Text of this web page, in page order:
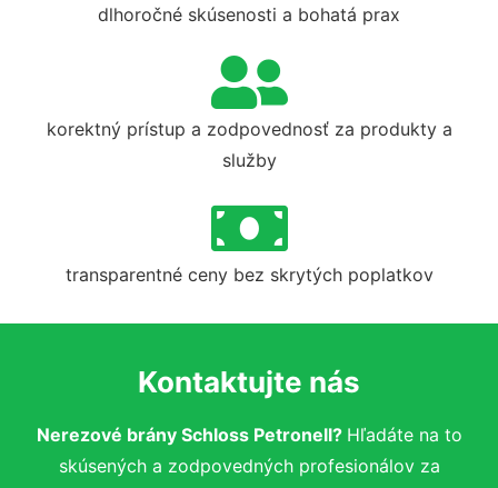
dlhoročné skúsenosti a bohatá prax
korektný prístup a zodpovednosť za produkty a
služby
transparentné ceny bez skrytých poplatkov
Kontaktujte nás
Nerezové brány Schloss Petronell? Hľadáte na to
skúsených a zodpovedných profesionálov za